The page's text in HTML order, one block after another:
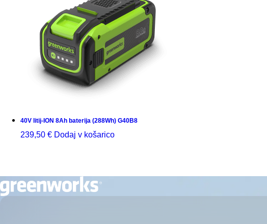
40V litij-ION 8Ah baterija (288Wh) G40B8
239,50 € Dodaj v košarico